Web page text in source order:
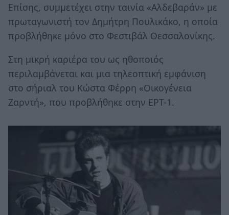
Επίσης, συμμετέχει στην ταινία «Αλδεβαράν» με
πρωταγωνιστή τον Δημήτρη Πουλικάκο, η οποία
προβλήθηκε μόνο στο Φεστιβάλ Θεσσαλονίκης.
Στη μικρή καριέρα του ως ηθοποιός
περιλαμβάνεται και μια τηλεοπτική εμφάνιση
στο σήριαλ του Κώστα Φέρρη «Οικογένεια
Ζαρντή», που προβλήθηκε στην ΕΡΤ-1.